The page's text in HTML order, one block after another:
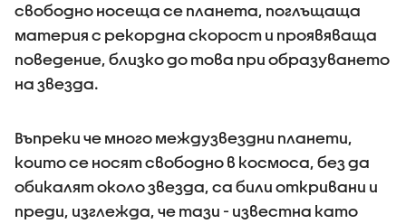
свободно носеща се планета, поглъщаща
материя с рекордна скорост и проявяваща
поведение, близко до това при образуването
на звезда.
Въпреки че много междузвездни планети,
които се носят свободно в космоса, без да
обикалят около звезда, са били откривани и
преди, изглежда, че тази - известна като